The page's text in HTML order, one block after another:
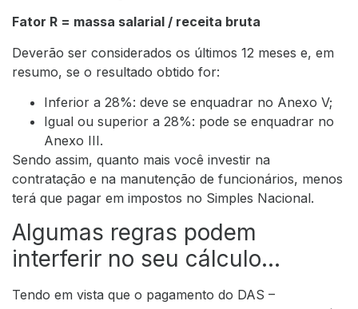
Fator R = massa salarial / receita bruta
Deverão ser considerados os últimos 12 meses e, em
resumo, se o resultado obtido for:
Inferior a 28%: deve se enquadrar no Anexo V;
Igual ou superior a 28%: pode se enquadrar no
Anexo III.
Sendo assim, quanto mais você investir na
contratação e na manutenção de funcionários, menos
terá que pagar em impostos no Simples Nacional.
Algumas regras podem
interferir no seu cálculo…
Tendo em vista que o pagamento do DAS –